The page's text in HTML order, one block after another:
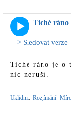
Tiché ráno
> Sledovat verze
Tiché ráno je o
nic neruší.
Uklidnit, Rozjímání,